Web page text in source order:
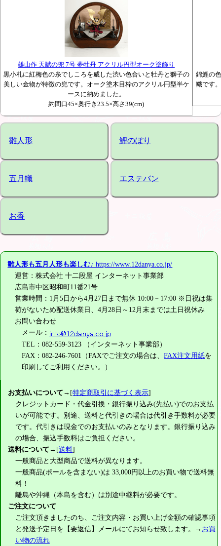
雄山作 天賦の兜 7号 夢牡丹 アクリル円型オーク塗飾り
黒小札に紅梅色の糸でしころを威した渋い色合いと牡丹と獅子の
美しい金物が特徴の兜です。オーク塗木目枠のアクリル円型半ケ
ースに納めました。
約間口45×奥行き23.5×高さ39(cm)
錦鯉の
幟です
雛人形 鯉のぼり
五月幟 エステバン
お香
雛人形も五月人形も楽しむ♪ https://www.12danya.co.jp/
運営：株式会社 十二段屋 インターネット事業部
広島市中区昭和町11番21号
営業時間：1月5日から4月27日まで無休 10:00－17:00 ※日祝は集
荷がないため配送休業日、4月28日～12月末までは土日祝休み
お問い合わせ
メール：
TEL：082-559-3123 （インターネット事業部）
FAX：082-246-7601（FAXでご注文の場合は、FAX注文用紙を
印刷してご利用ください。）
お支払いについて→[特定商取引に基づく表示]
クレジットカード・代金引換・銀行振り込み(先払い)でのお支払
いが可能です。別途、送料と代引きの場合は代引き手数料が必要
です。代引きは現金でのお支払いのみとなります。銀行振り込み
の場合、振込手数料はご負担ください。
送料について→[送料]
一般商品と大型商品で送料が異なります。
一般商品(ポールを含まない)は 33,000円 以上のお買い物で送料無
料！
離島や沖縄（本島を含む）は別途中継料が必要です。
ご注文について
ご注文頂きましたのち、ご注文内容・お買い上げ金額の確認事項
と発送予定日を【要返信】メールにてお知らせ致します。→ お買
い物の流れ